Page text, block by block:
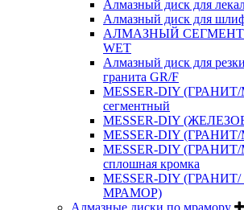
Алмазный диск для
Алмазный диск для
АЛМАЗНЫЙ
WET
Алмазный диск для
гранита GR/F
MESSER-DIY
сегментный
MESSER-DIY
MESSER-DIY
MESSER-DIY
сплошная кромка
MESSER-DIY
МРАМОР)
Алмазные диски по мрамору